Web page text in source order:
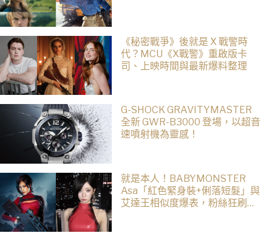
《秘密戰爭》後就是 X 戰警時
代？MCU《X戰警》重啟版卡
司、上映時間與最新爆料整理
G-SHOCK GRAVITYMASTER
全新 GWR-B3000 登場，以超音
速噴射機為靈感！
就是本人！BABYMONSTER
Asa「紅色緊身裝+俐落短髮」與
艾達王相似度爆表，粉絲狂刷